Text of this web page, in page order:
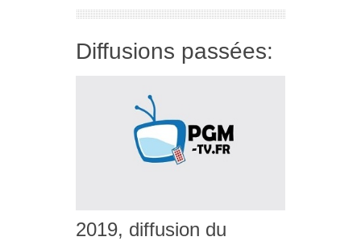
Diffusions passées:
2019, diffusion du